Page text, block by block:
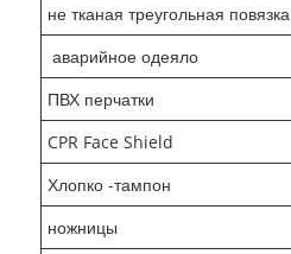
не тканая треугольная повязка
аварийное одеяло
ПВХ перчатки
CPR Face Shield
Хлопко -тампон
ножницы